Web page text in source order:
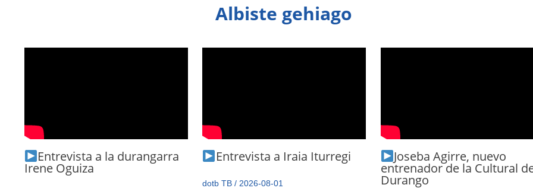
Albiste gehiago
Entrevista a la durangarra
Irene Oguiza
Entrevista a Iraia Iturregi
dotb TB /2026-08-01
Joseba Agirre, nuevo
entrenador de la Cultural
Durango